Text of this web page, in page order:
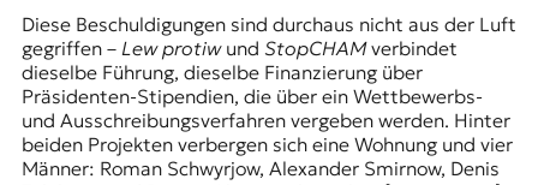
n
z
z
u
O
s
t
Diese Beschuldigungen sind durchaus nicht aus der Luft
gegriffen – Lew protiwund StopCHAMverbindet
dieselbe Führung, dieselbe Finanzierung über
Präsidenten-Stipendien, die über ein Wettbewerbs-
und Ausschreibungsverfahren vergeben werden. Hinter
beiden Projekten verbergen sich eine Wohnung und vier
Männer: Roman Schwyrjow, Alexander Smirnow, Denis